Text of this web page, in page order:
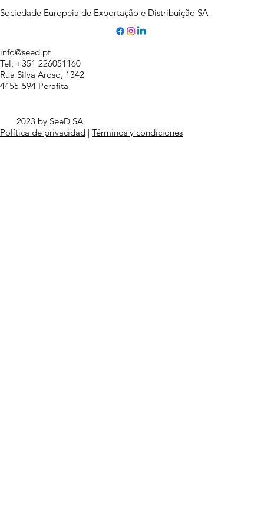
2023 by SeeD SA
Política de privacidad | Términos y condiciones
Sociedade Europeia de Exportação e Distribuição SA
info@seed.pt
Tel: +351 226051160
Rua Silva Aroso, 1342
4455-594 Perafita